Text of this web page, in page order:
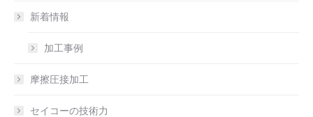
新着情報
加工事例
摩擦圧接加工
セイコーの技術力